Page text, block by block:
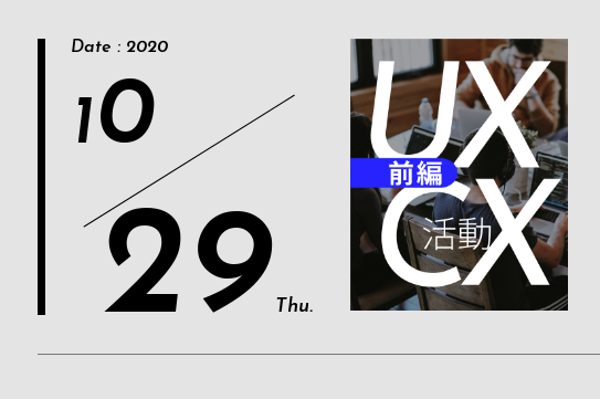
Date : 2020
10
29Thu.